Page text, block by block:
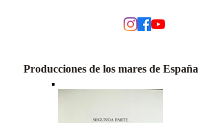
Producciones de los mares de España